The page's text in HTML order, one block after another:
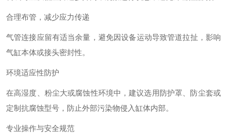
合理布管，减少应力传递‌
气管连接应留有适当余量，避免因设备运动导致管道拉扯，影响
气缸本体或接头密封性。
环境适应性防护‌
在高湿度、粉尘大或腐蚀性环境中，建议选用‌防护罩、防尘套‌或
定制抗腐蚀型号，防止外部污染物侵入缸体内部。
专业操作与安全规范‌